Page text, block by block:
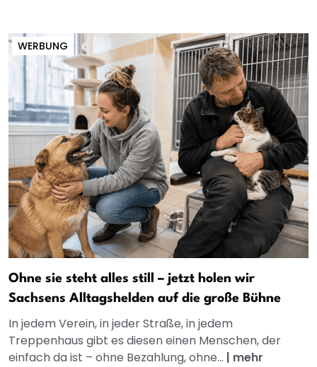
WERBUNG
Ohne sie steht alles still – jetzt holen wir
Sachsens Alltagshelden auf die große Bühne
In jedem Verein, in jeder Straße, in jedem
Treppenhaus gibt es diesen einen Menschen, der
einfach da ist – ohne Bezahlung, ohne... | mehr